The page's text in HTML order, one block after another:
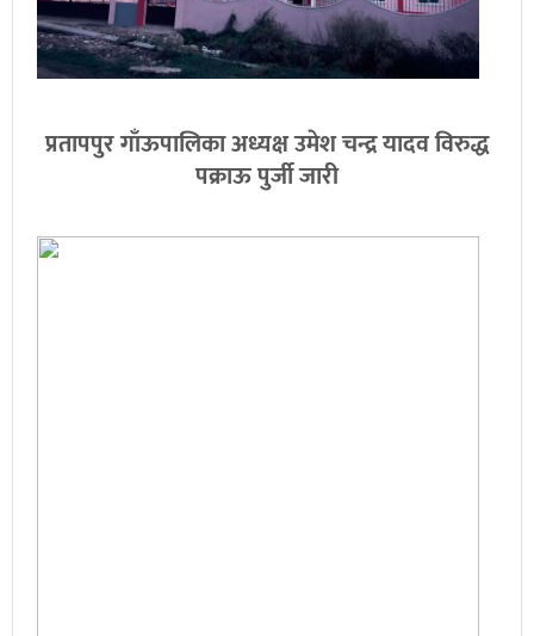
प्रतापपुर गाँऊपालिका अध्यक्ष उमेश चन्द्र यादव विरुद्ध
पक्राऊ पुर्जी जारी